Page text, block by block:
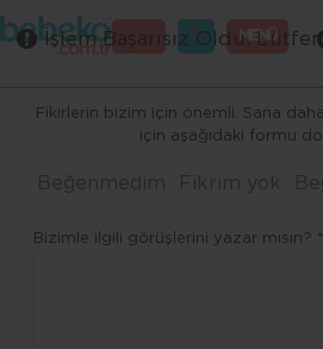
MENÜ
GİRİŞ
Fikirlerin bizim için önemli. Sana
için aşağıdaki formu
Beğenmedim Fikrim yok
Bizimle ilgili görüşlerini yazar mısın? *
İşlem Başarısız Oldu.